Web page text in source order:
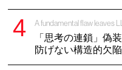
A fundamental flaw leaves
「思考の連鎖」偽
防げない構造的欠陥